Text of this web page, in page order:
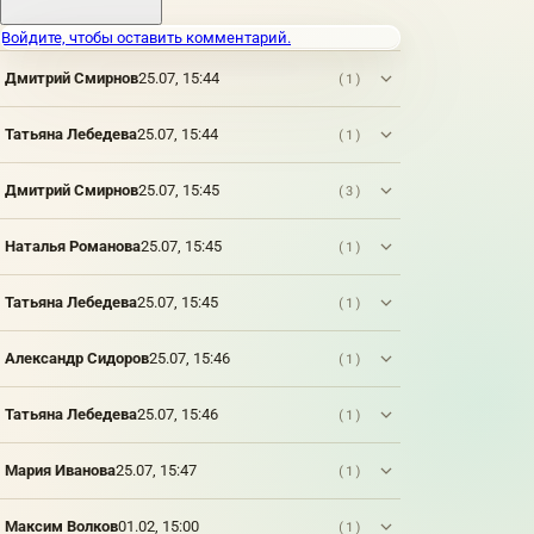
Войдите, чтобы оставить комментарий.
Дмитрий Смирнов25.07, 15:44 (1)
Татьяна Лебедева25.07, 15:44 (1)
Дмитрий Смирнов25.07, 15:45 (3)
Наталья Романова25.07, 15:45 (1)
Татьяна Лебедева25.07, 15:45 (1)
Александр Сидоров25.07, 15:46 (1)
Татьяна Лебедева25.07, 15:46 (1)
Мария Иванова25.07, 15:47 (1)
Максим Волков01.02, 15:00 (1)